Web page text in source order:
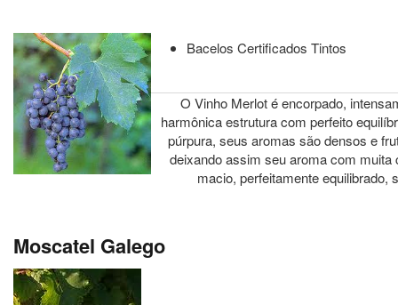
Bacelos Certificados Tintos
O Vinho Merlot é encorpado,
harmônica estrutura com perfeito
púrpura, seus aromas são densos e
deixando assim seu aroma com muita
macio, perfeitamente equilibrado,
Moscatel Galego